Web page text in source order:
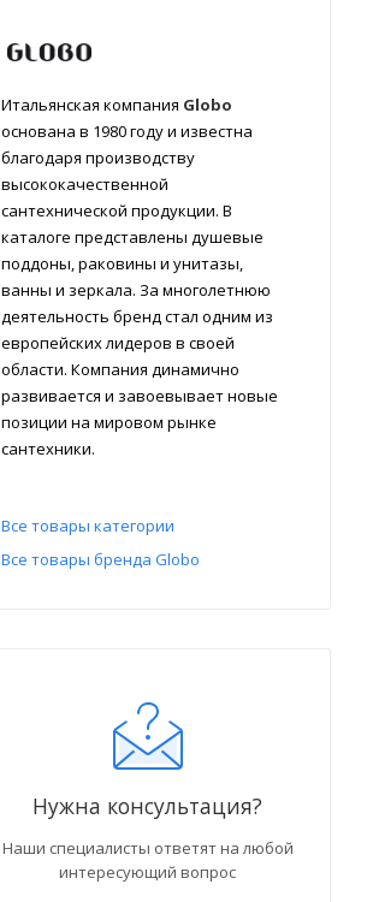
Итальянская компания Globo
основана в 1980 году и известна
благодаря производству
высококачественной
сантехнической продукции. В
каталоге представлены душевые
поддоны, раковины и унитазы,
ванны и зеркала. За многолетнюю
деятельность бренд стал одним из
европейских лидеров в своей
области. Компания динамично
развивается и завоевывает новые
позиции на мировом рынке
сантехники.
Все товары категории
Все товары бренда Globo
Нужна консультация?
Наши специалисты ответят на любой
интересующий вопрос